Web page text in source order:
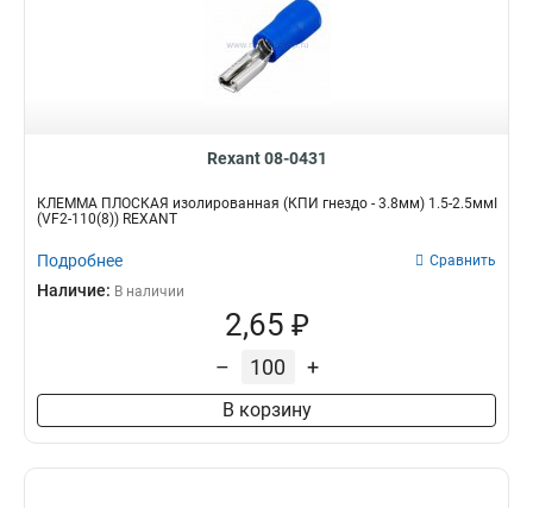
Rexant 08-0431
КЛЕММА ПЛОСКАЯ изолированная (КПИ гнездо - 3.8мм) 1.5-2.5ммІ
(VF2-110(8)) REXANT
Подробнее Сравнить
Наличие: В наличии
2,65 ₽
– +
В корзину